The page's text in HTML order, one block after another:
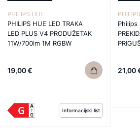
PHILIPS HUE
PHILIPS HUE LED TRAKA
LED PLUS V4 PRODUŽETAK
11W/700lm 1M RGBW
19,00 €
Informacijski list
Philips
21,00